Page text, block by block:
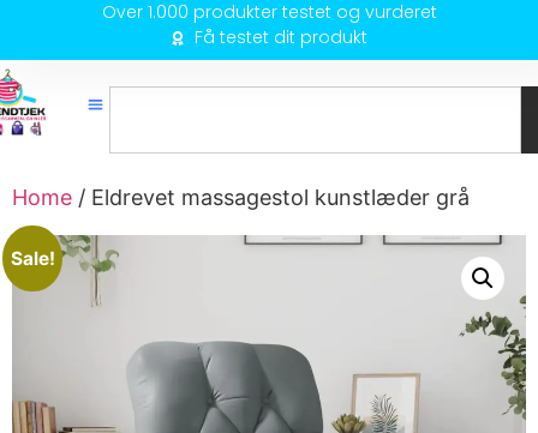
Over 1.000 produkter testet og vurderet
Få testet dit produkt
Home / Eldrevet massagestol kunstlæder grå
Sale!